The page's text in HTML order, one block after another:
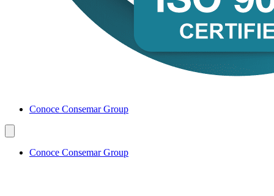
Conoce Consemar Group
Conoce Consemar Group